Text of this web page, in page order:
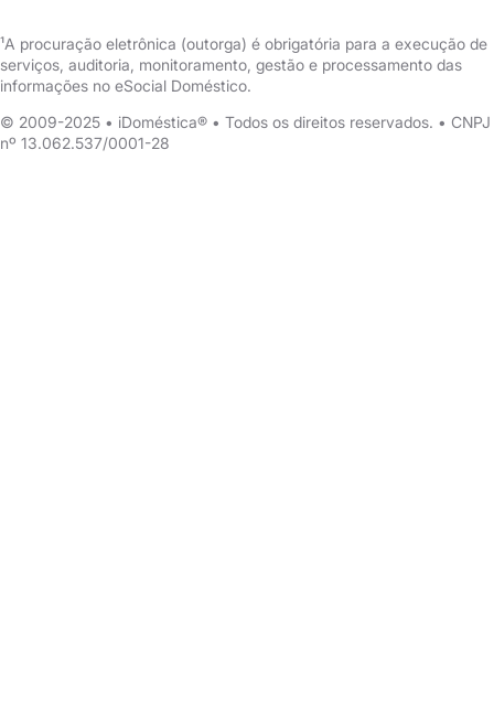
¹A procuração eletrônica (outorga) é obrigatória para a execução de
serviços, auditoria, monitoramento, gestão e processamento das
informações no eSocial Doméstico.
© 2009-2025 • iDoméstica® • Todos os direitos reservados. • CNPJ
nº 13.062.537/0001-28